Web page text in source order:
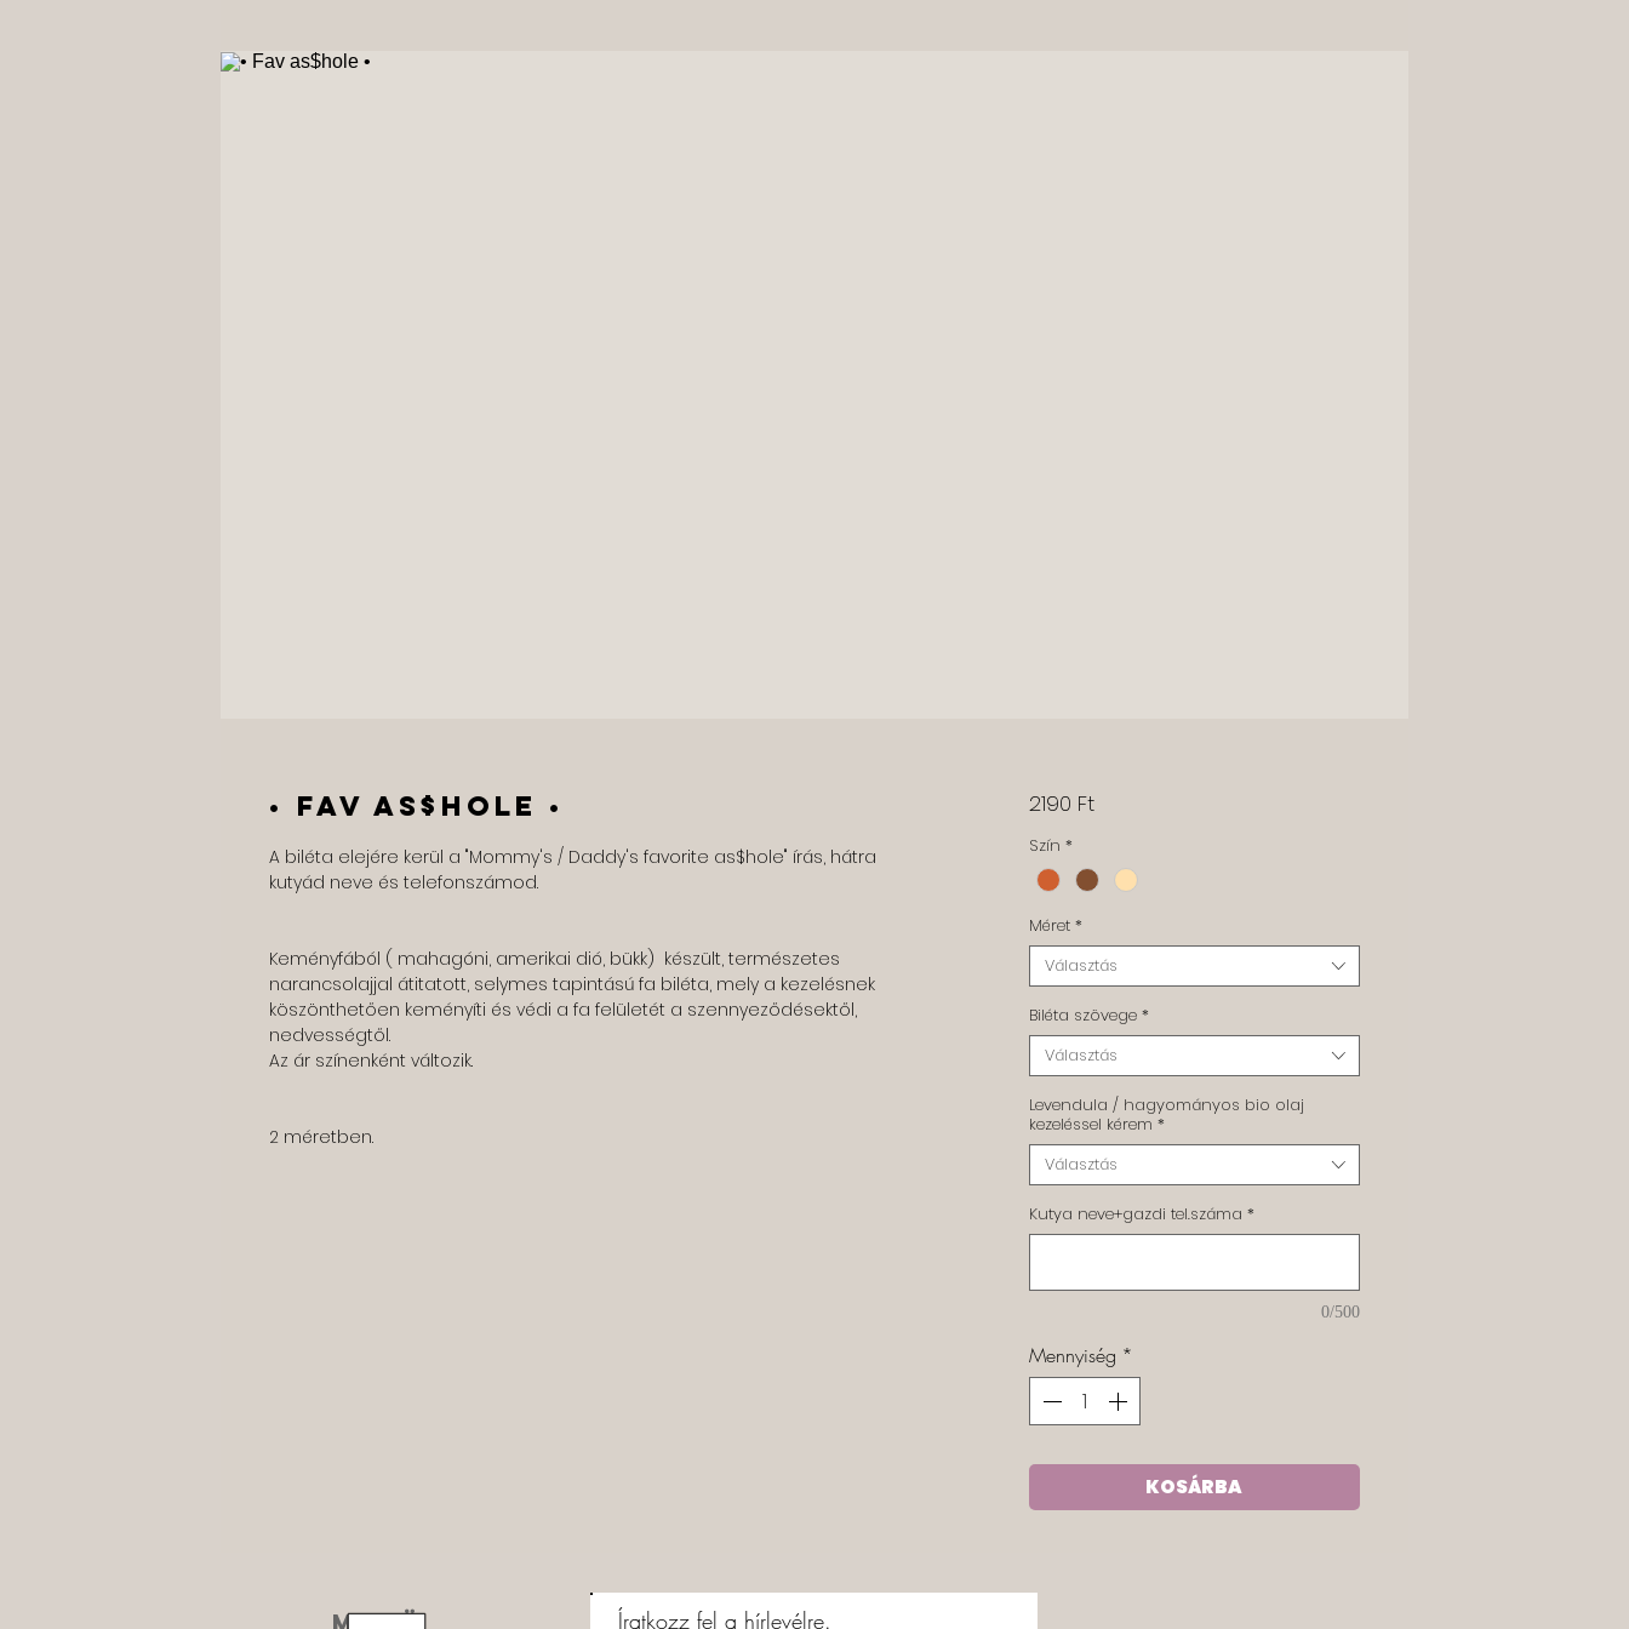
• Fav as$hole •
A biléta elejére kerül a "Mommy's / Daddy's favorite as$hole" írás, hátra
kutyád neve és telefonszámod.
Keményfából ( mahagóni, amerikai dió, bükk) készült, természetes
narancsolajjal átitatott, selymes tapintású fa biléta, mely a kezelésnek
köszönthetően keményíti és védi a fa felületét a szennyeződésektől,
nedvességtől.
Az ár színenként változik.
2 méretben.
2190 FtÁr
Szín *
Méret *
Választás
Biléta szövege *
Választás
Levendula / hagyományos bio olaj
kezeléssel kérem *
Választás
Kutya neve+gazdi tel.száma *
0/500
Mennyiség *
KOSÁRBA
MENÜ Íratkozz fel a hírlevélre.